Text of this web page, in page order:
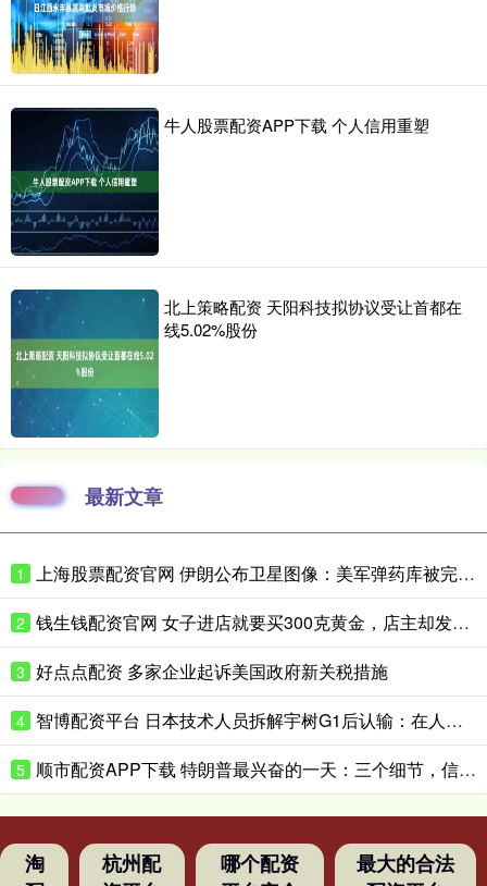
牛人股票配资APP下载 个人信用重塑
北上策略配资 天阳科技拟协议受让首都在
线5.02%股份
最新文章
1 上海股票配资官网 伊朗公布卫星图像：美军弹药库被完全摧毁
2 钱生钱配资官网 女子进店就要买300克黄金，店主却发现一个反常细节
3 好点点配资 多家企业起诉美国政府新关税措施
4 智博配资平台 日本技术人员拆解宇树G1后认输：在人形机器人领域，日本想在短时间内缩小与中国的差距“恐怕并不现实”
5 顺市配资APP下载 特朗普最兴奋的一天：三个细节，信息量很大
淘
杭州配
哪个配资
最大的合法